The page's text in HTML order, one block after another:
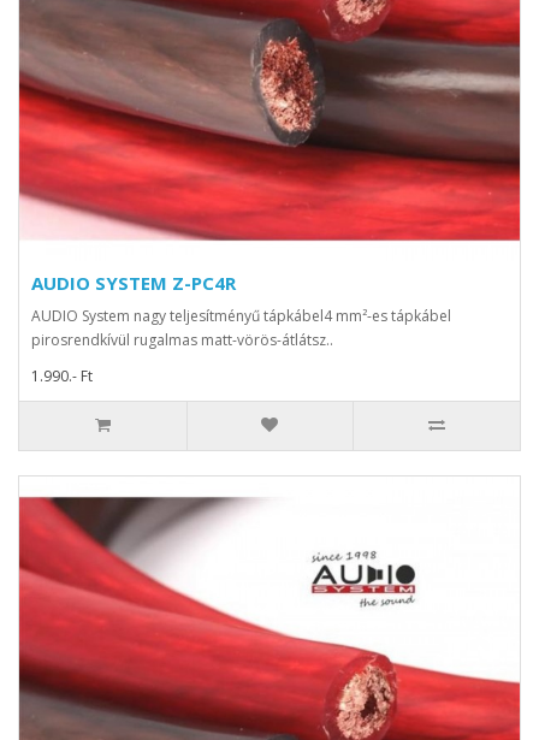
AUDIO SYSTEM Z-PC4R
AUDIO System nagy teljesítményű tápkábel4 mm²-es tápkábel
pirosrendkívül rugalmas matt-vörös-átlátsz..
1.990.- Ft